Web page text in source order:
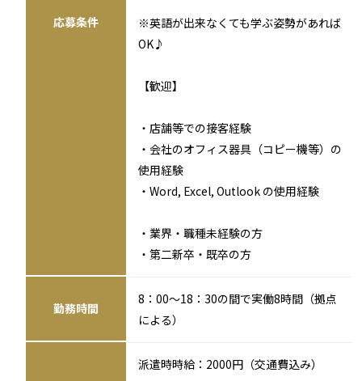
応募条件
※英語が出来なくても学ぶ姿勢があれば
OK♪
【歓迎】
・店舗等での接客経験
・会社のオフィス器具（コピー機等）の
使用経験
・Word, Excel, Outlook の使用経験
・業界・職種未経験の方
・第二新卒・既卒の方
勤務時間
8：00～18：30の間で実働8時間（拠点
による）
派遣時時給：2000円（交通費込み）